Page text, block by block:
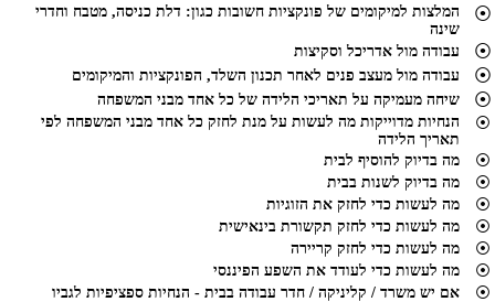
⦿
המלצות למיקומים של פונקציות חשובות כגון: דלת כניסה, מטבח וחדרי
שינה
⦿ עבודה מול אדריכל וסקיצות
⦿ עבודה מול מעצב פנים לאחר תכנון השלד, הפונקציות והמיקומים
⦿
שיחה מעמיקה על תאריכי הלידה של כל אחד מבני המשפחה
⦿
הנחיות מדוייקות מה לעשות על מנת לחזק כל אחד מבני המשפחה לפי
תאריך הלידה
⦿
מה בדיוק להוסיף לבית
⦿
מה בדיוק לשנות בבית
⦿
מה לעשות כדי לחזק את הזוגיות
⦿
מה לעשות כדי לחזק תקשורת בינאישית
⦿
מה לעשות כדי לחזק קריירה
⦿
מה לעשות כדי לעודד את השפע הפיננסי
⦿
אם יש משרד / קליניקה / חדר עבודה בבית - הנחיות ספציפיות לגביו